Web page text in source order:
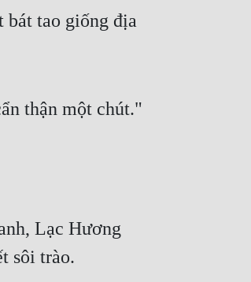
bát tao giống địa
thận một chút."
Lạc Hương
sôi trào.